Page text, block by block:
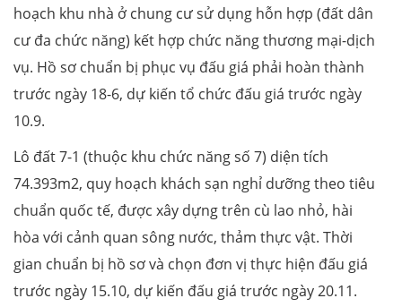
hoạch khu nhà ở chung cư sử dụng hỗn hợp (đất dân
cư đa chức năng) kết hợp chức năng thương mại-dịch
vụ. Hồ sơ chuẩn bị phục vụ đấu giá phải hoàn thành
trước ngày 18-6, dự kiến tổ chức đấu giá trước ngày
10.9.
Lô đất 7-1 (thuộc khu chức năng số 7) diện tích
74.393m2, quy hoạch khách sạn nghỉ dưỡng theo tiêu
chuẩn quốc tế, được xây dựng trên cù lao nhỏ, hài
hòa với cảnh quan sông nước, thảm thực vật. Thời
gian chuẩn bị hồ sơ và chọn đơn vị thực hiện đấu giá
trước ngày 15.10, dự kiến đấu giá trước ngày 20.11.